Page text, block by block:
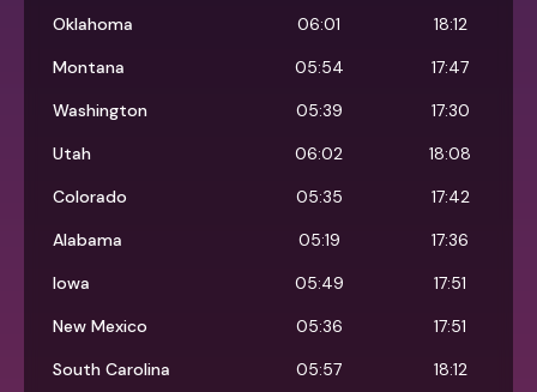
Oklahoma
06:01
18:12
Montana
05:54
17:47
Washington
05:39
17:30
Utah
06:02
18:08
Colorado
05:35
17:42
Alabama
05:19
17:36
Iowa
05:49
17:51
New Mexico
05:36
17:51
South Carolina
05:57
18:12